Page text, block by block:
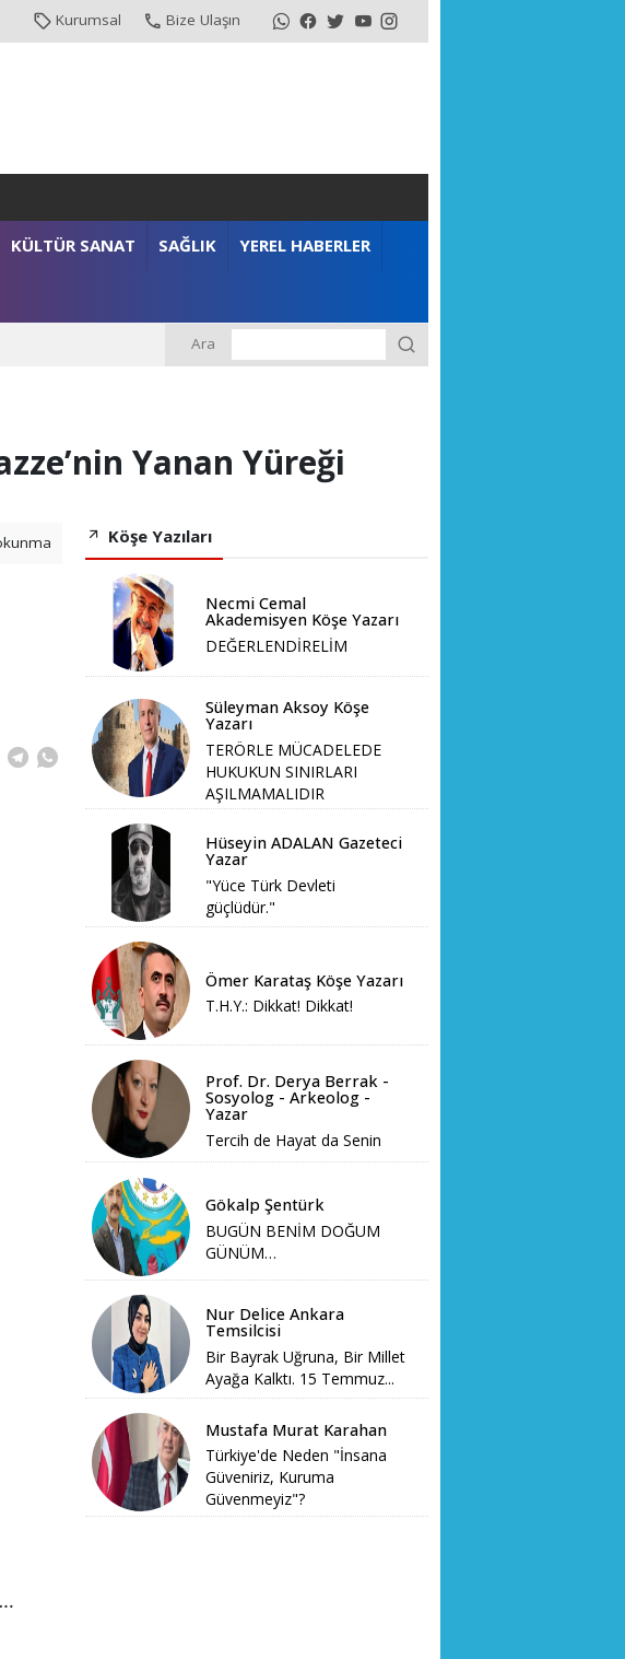
Kurumsal Bize Ulaşın
KÜLTÜR SANAT SAĞLIK YEREL HABERLER
Ara
Yanan Yüreği
Köşe Yazıları
Necmi Cemal
Akademisyen Köşe Yazarı
DEĞERLENDİRELİM
Süleyman Aksoy Köşe
Yazarı
TERÖRLE MÜCADELEDE
HUKUKUN SINIRLARI
AŞILMAMALIDIR
Hüseyin ADALAN Gazeteci
Yazar
"Yüce Türk Devleti
güçlüdür."
Ömer Karataş Köşe Yazarı
T.H.Y.: Dikkat! Dikkat!
Prof. Dr. Derya Berrak -
Sosyolog - Arkeolog -
Yazar
Tercih de Hayat da Senin
Gökalp Şentürk
BUGÜN BENİM DOĞUM
GÜNÜM…
Nur Delice Ankara
Temsilcisi
Bir Bayrak Uğruna, Bir Millet
Ayağa Kalktı. 15 Temmuz...
Mustafa Murat Karahan
Türkiye'de Neden "İnsana
Güveniriz, Kuruma
Güvenmeyiz"?